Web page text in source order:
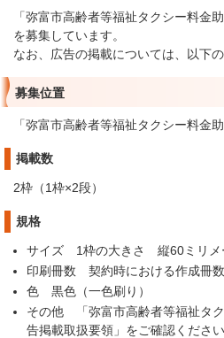
「弥富市高齢者等福祉タクシー料金
を募集しています。
なお、広告の掲載については、以下の
募集位置
「弥富市高齢者等福祉タクシー料金
掲載数
2枠（1枠×2段）
規格
サイズ 1枠の大きさ 縦60ミリメ
印刷冊数 契約時における作成冊数
色 黒色（一色刷り）
その他 「弥富市高齢者等福祉タ
告掲載取扱要領」をご確認ください